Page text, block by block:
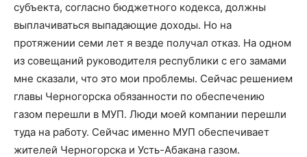
субъекта, согласно бюджетного кодекса, должны
выплачиваться выпадающие доходы. Но на
протяжении семи лет я везде получал отказ. На одном
из совещаний руководителя республики с его замами
мне сказали, что это мои проблемы. Сейчас решением
главы Черногорска обязанности по обеспечению
газом перешли в МУП. Люди моей компании перешли
туда на работу. Сейчас именно МУП обеспечивает
жителей Черногорска и Усть-Абакана газом.